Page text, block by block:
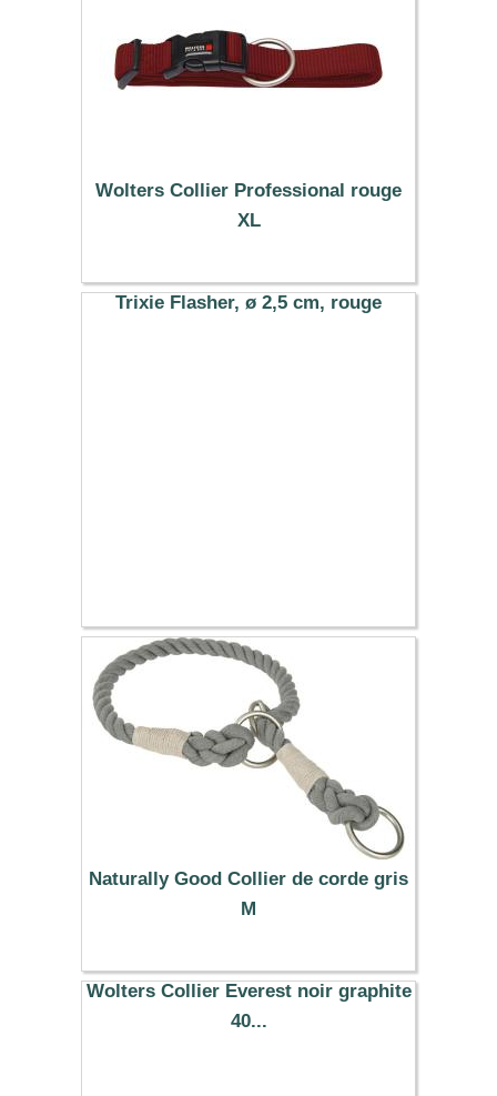
Wolters Collier Professional rouge
XL
16.19 €
Trixie Flasher, ø 2,5 cm, rouge
Naturally Good Collier de corde gris
M
20.99 €
Wolters Collier Everest noir graphite
40...